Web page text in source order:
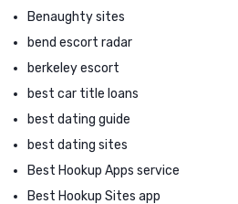
Benaughty sites
bend escort radar
berkeley escort
best car title loans
best dating guide
best dating sites
Best Hookup Apps service
Best Hookup Sites app